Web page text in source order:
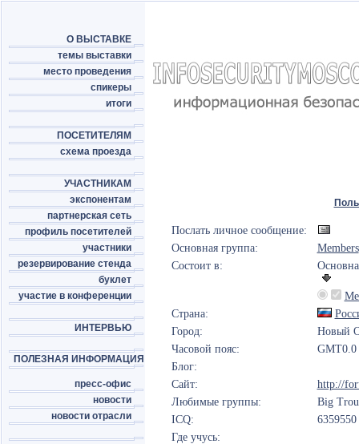
О ВЫСТАВКЕ
темы выставки
место проведения
спикеры
итоги
ПОСЕТИТЕЛЯМ
схема проезда
УЧАСТНИКАМ
экспонентам
партнерская сеть
профиль посетителей
участники
резервирование стенда
буклет
участие в конференции
ИНТЕРВЬЮ
ПОЛЕЗНАЯ ИНФОРМАЦИЯ
пресс-офис
новости
новости отрасли
Послать личное сообщение:
Основная группа:
Members
Состоит в:
Страна:
Город:
Новый
Часовой пояс:
GMT0.0
Блог:
Сайт:
http://
Любимые группы:
Big
ICQ:
6359550
Где учусь: